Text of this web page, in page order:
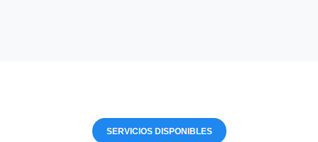
SERVICIOS DISPONIBLES